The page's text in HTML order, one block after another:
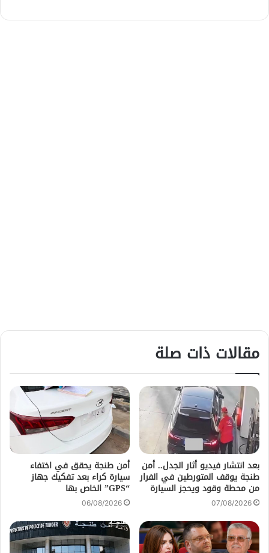
مقالات ذات صلة
بعد انتشار فيديو أثار الجدل.. أمن
طنجة يوقف المتورطين في الفرار
من محطة وقود ويحجز السيارة
07/08/2026
أمن طنجة يحقق في اختفاء
سيارة كراء بعد تفكيك جهاز
“GPS” الخاص بها
06/08/2026